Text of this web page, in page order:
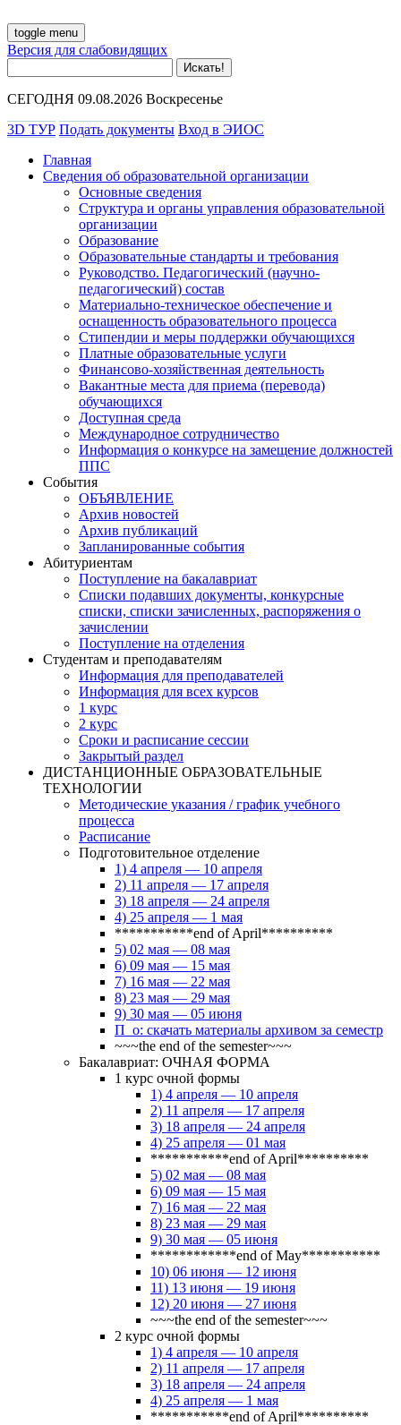
toggle menu
Версия для слабовидящих
СЕГОДНЯ 09.08.2026 Воскресенье
3D ТУР Подать документы Вход в ЭИОС
Главная
Сведения об образовательной организации
Основные сведения
Структура и органы управления образовательной
организации
Образование
Образовательные стандарты и требования
Руководство. Педагогический (научно-
педагогический) состав
Материально-техническое обеспечение и
оснащенность образовательного процесса
Стипендии и меры поддержки обучающихся
Платные образовательные услуги
Финансово-хозяйственная деятельность
Вакантные места для приема (перевода)
обучающихся
Доступная среда
Международное сотрудничество
Информация о конкурсе на замещение должностей
ППС
События
ОБЪЯВЛЕНИЕ
Архив новостей
Архив публикаций
Запланированные события
Абитуриентам
Поступление на бакалавриат
Списки подавших документы, конкурсные
списки, списки зачисленных, распоряжения о
зачислении
Поступление на отделения
Студентам и преподавателям
Информация для преподавателей
Информация для всех курсов
1 курс
2 курс
Сроки и расписание сессии
Закрытый раздел
ДИСТАНЦИОННЫЕ ОБРАЗОВАТЕЛЬНЫЕ
ТЕХНОЛОГИИ
Методические указания / график учебного
процесса
Расписание
Подготовительное отделение
1) 4 апреля — 10 апреля
2) 11 апреля — 17 апреля
3) 18 апреля — 24 апреля
4) 25 апреля — 1 мая
***********end of April**********
5) 02 мая — 08 мая
6) 09 мая — 15 мая
7) 16 мая — 22 мая
8) 23 мая — 29 мая
9) 30 мая — 05 июня
П_о: скачать материалы архивом за семестр
~~~the end of the semester~~~
Бакалавриат: ОЧНАЯ ФОРМА
1 курс очной формы
1) 4 апреля — 10 апреля
2) 11 апреля — 17 апреля
3) 18 апреля — 24 апреля
4) 25 апреля — 01 мая
***********end of April**********
5) 02 мая — 08 мая
6) 09 мая — 15 мая
7) 16 мая — 22 мая
8) 23 мая — 29 мая
9) 30 мая — 05 июня
************end of May***********
10) 06 июня — 12 июня
11) 13 июня — 19 июня
12) 20 июня — 27 июня
~~~the end of the semester~~~
2 курс очной формы
1) 4 апреля — 10 апреля
2) 11 апреля — 17 апреля
3) 18 апреля — 24 апреля
4) 25 апреля — 1 мая
***********end of April**********